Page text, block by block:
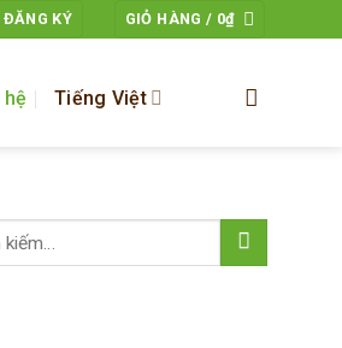
KÝ GIỎ HÀNG / 0₫
Tiếng Việt